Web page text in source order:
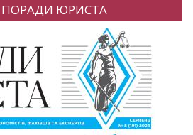
ПОРАДИ ЮРИСТА